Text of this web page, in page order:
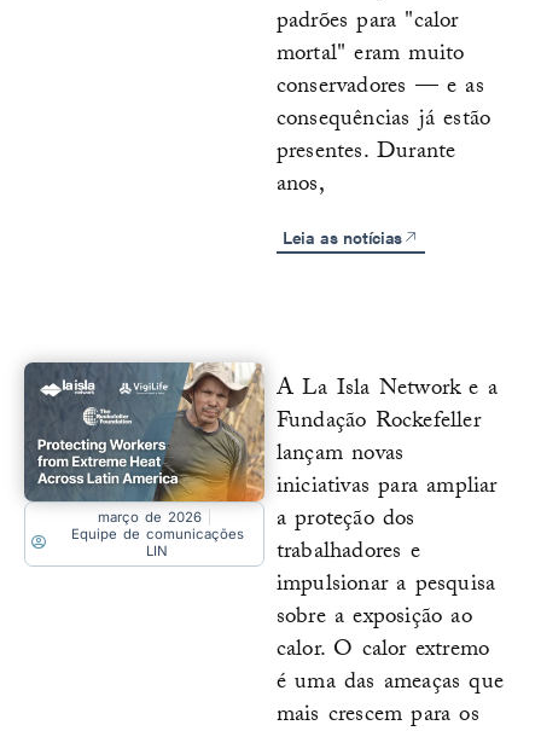
padrões para "calor
mortal" eram muito
conservadores — e as
consequências já estão
presentes. Durante
anos,
Leia as notícias
março de 2026
Equipe de comunicações
LIN
A La Isla Network e a
Fundação Rockefeller
lançam novas
iniciativas para ampliar
a proteção dos
trabalhadores e
impulsionar a pesquisa
sobre a exposição ao
calor. O calor extremo
é uma das ameaças que
mais crescem para os